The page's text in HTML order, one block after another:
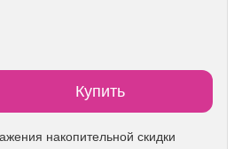
Купить
накопительной скидки